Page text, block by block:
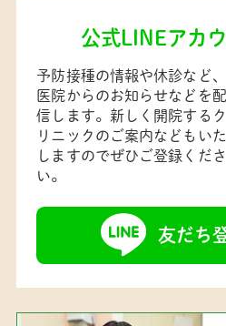
公式LINEアカ
予防接種の情報や休診など、
医院からのお知らせなどを配
信します。新しく開院するク
リニックのご案内などもいた
しますのでぜひご登録くださ
い。
友だち